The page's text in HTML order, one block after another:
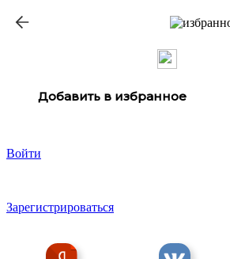
Добавить в избранное
Войти
Зарегистрироваться